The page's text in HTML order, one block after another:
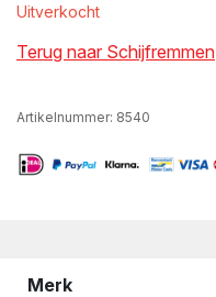
Uitverkocht
Terug naar Schijfremmen
Artikelnummer: 8540
Merk